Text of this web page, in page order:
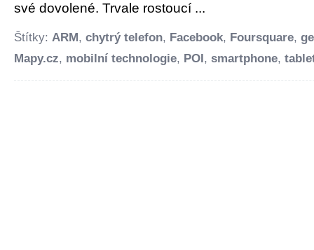
své dovolené. Trvale rostoucí ...
Štítky: ARM, chytrý telefon, Facebook, Foursquare,
Mapy.cz, mobilní technologie, POI, smartphone,